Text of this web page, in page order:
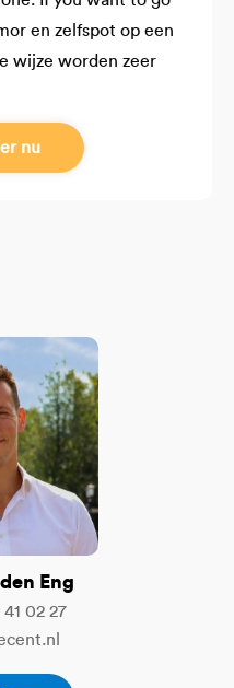
en zelfspot op een
wijze worden zeer
nu
Eng
41 02 27